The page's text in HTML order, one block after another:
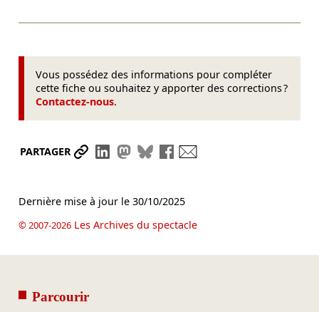
Vous possédez des informations pour compléter
cette fiche ou souhaitez y apporter des corrections ?
Contactez-nous.
PARTAGER Partager le lien
Partager sur LinkedIn
Partager sur Mastodon
Partager sur Bluesky
Partager sur Facebook
Dernière mise à jour le 30/10/2025
© 2007-2026Les Archives du spectacle
Parcourir